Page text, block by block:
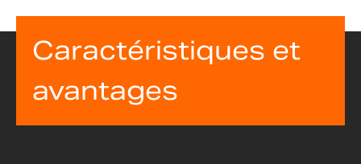
Caractéristiques et
avantages